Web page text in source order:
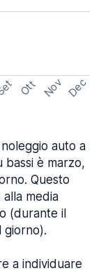
Ott Nov Dec
auto a
bassi è marzo,
Questo
media
(durante il
giorno).
a individuare